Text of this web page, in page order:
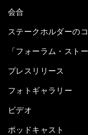
会合
ステークホルダーの
「フォーラム・ストー
プレスリリース
フォトギャラリー
ビデオ
ポッドキャスト